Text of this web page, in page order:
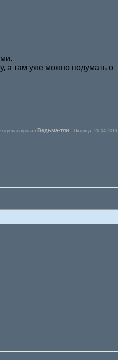
а там уже можно подумать о
Ведьма-тян - Пятница,